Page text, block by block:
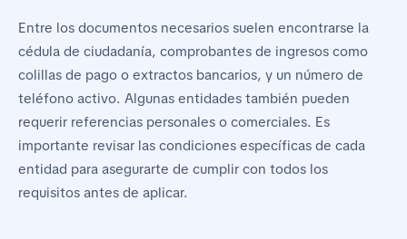
Entre los documentos necesarios suelen encontrarse la
cédula de ciudadanía, comprobantes de ingresos como
colillas de pago o extractos bancarios, y un número de
teléfono activo. Algunas entidades también pueden
requerir referencias personales o comerciales. Es
importante revisar las condiciones específicas de cada
entidad para asegurarte de cumplir con todos los
requisitos antes de aplicar.